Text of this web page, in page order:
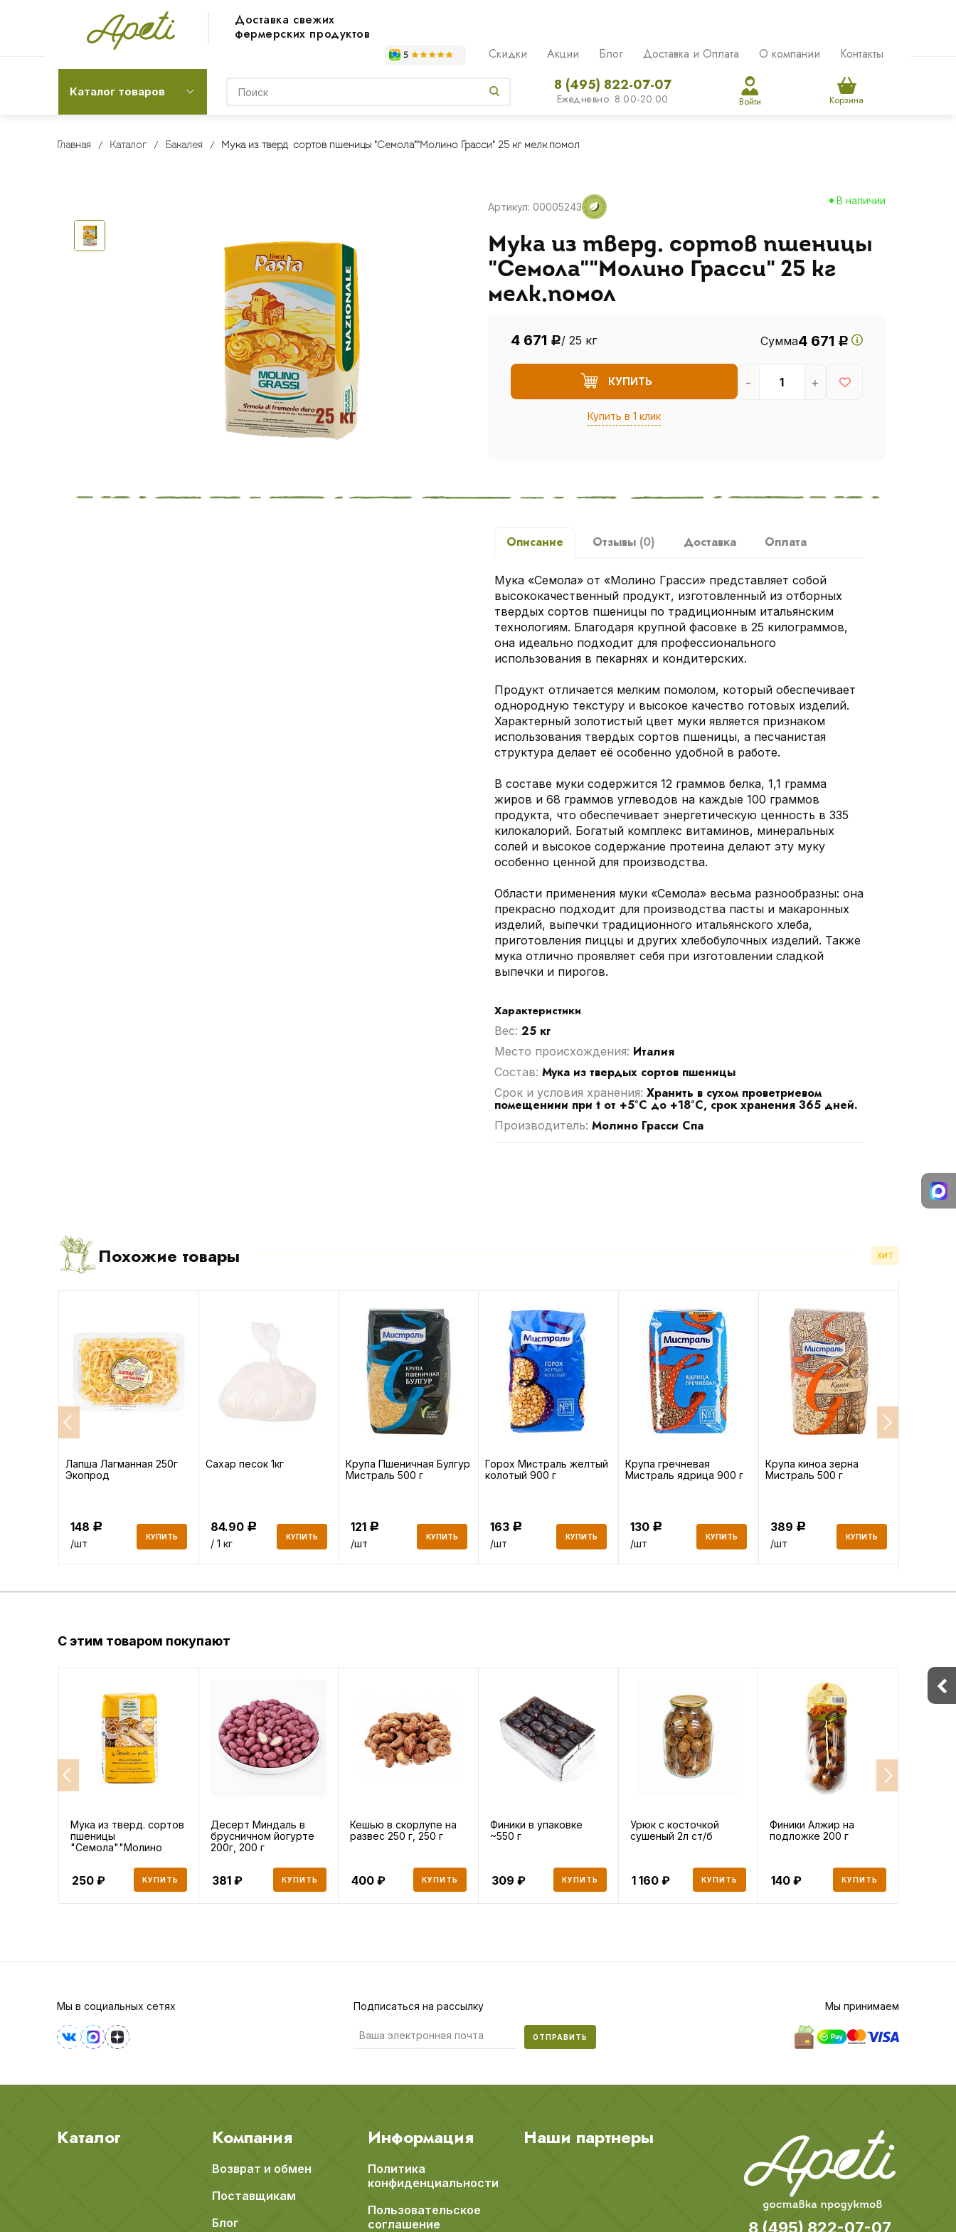
Доставка свежих
фермерских продуктов
Скидки Акции Блог Доставка и Оплата О компании Контакты
Каталог товаров 8 (495) 822-07-07
Ежедневно: 8:00-20:00 Войти Корзина
Главная Каталог Бакалея Мука из тверд. сортов пшеницы "Семола""Молино Грасси" 25 кг мелк.помол
Артикул: 00005243
В наличии
Мука из тверд. сортов пшеницы
"Семола""Молино Грасси" 25 кг
мелк.помол
4 671 Р/ 25 кг Сумма4 671 Р
КУПИТЬ
Купить в 1 клик
- +
Описание Отзывы (0) Доставка Оплата
Мука «Семола» от «Молино Грасси» представляет собой
высококачественный продукт, изготовленный из отборных
твердых сортов пшеницы по традиционным итальянским
технологиям. Благодаря крупной фасовке в 25 килограммов,
она идеально подходит для профессионального
использования в пекарнях и кондитерских.
Продукт отличается мелким помолом, который обеспечивает
однородную текстуру и высокое качество готовых изделий.
Характерный золотистый цвет муки является признаком
использования твердых сортов пшеницы, а песчанистая
структура делает её особенно удобной в работе.
В составе муки содержится 12 граммов белка, 1,1 грамма
жиров и 68 граммов углеводов на каждые 100 граммов
продукта, что обеспечивает энергетическую ценность в 335
килокалорий. Богатый комплекс витаминов, минеральных
солей и высокое содержание протеина делают эту муку
особенно ценной для производства.
Области применения муки «Семола» весьма разнообразны: она
прекрасно подходит для производства пасты и макаронных
изделий, выпечки традиционного итальянского хлеба,
приготовления пиццы и других хлебобулочных изделий. Также
мука отлично проявляет себя при изготовлении сладкой
выпечки и пирогов.
Характеристики
Вес: 25 кг
Место происхождения: Италия
Cостав: Мука из твердых сортов пшеницы
Срок и условия хранения: Хранить в сухом проветриевом
помещениии при t от +5°C до +18°C, срок хранения 365 дней.
Производитель: Молино Грасси Спа
Похожие товары ХИТ
Лапша Лагманная 250г
Экопрод
148 Р
/шт
КУПИТЬ
Сахар песок 1кг
84.90 Р
/ 1 кг
КУПИТЬ
Крупа Пшеничная Булгур
Мистраль 500 г
121 Р
/шт
КУПИТЬ
Горох Мистраль желтый
колотый 900 г
163 Р
/шт
КУПИТЬ
Крупа гречневая
Мистраль ядрица 900 г
130 Р
/шт
КУПИТЬ
Крупа киноа зерна
Мистраль 500 г
389 Р
/шт
КУПИТЬ
С этим товаром покупают
Мука из тверд. сортов
пшеницы
"Семола""Молино
250 КУПИТЬ
Десерт Миндаль в
брусничном йогурте
200г, 200 г
381 КУПИТЬ
Кешью в скорлупе на
развес 250 г, 250 г
400 КУПИТЬ
Финики в упаковке
~550 г
309 КУПИТЬ
Урюк с косточкой
сушеный 2л ст/б
1 160 КУПИТЬ
Финики Алжир на
подложке 200 г
140 КУПИТЬ
Мы в социальных сетях Подписаться на рассылку
ОТПРАВИТЬ
Мы принимаем
Каталог Компания
Возврат и обмен
Поставщикам
Блог
Информация
Политика
конфиденциальности
Пользовательское
соглашение
Наши партнеры
8 (495) 822-07-07